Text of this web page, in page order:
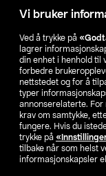
Vi bruker
Ved å trykke på
lagrer
din enhet i henhold til
forbedre
nettstedet og for å
typer
annonserelaterte. For
krav om samtykke,
fungere. Hvis du
trykke på
tilbake når som helst
informasjonskapsler
Våre selskaper